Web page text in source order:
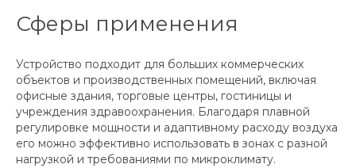
Сферы применения
Устройство подходит для больших коммерческих
объектов и производственных помещений, включая
офисные здания, торговые центры, гостиницы и
учреждения здравоохранения. Благодаря плавной
регулировке мощности и адаптивному расходу воздуха
его можно эффективно использовать в зонах с разной
нагрузкой и требованиями по микроклимату.